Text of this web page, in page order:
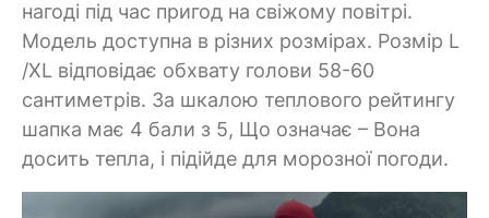
нагоді під час пригод на свіжому повітрі.
Модель доступна в різних розмірах. Розмір L
/XL відповідає обхвату голови 58-60
сантиметрів. За шкалою теплового рейтингу
шапка має 4 бали з 5, Що означає – Вона
досить тепла, і підійде для морозної погоди.